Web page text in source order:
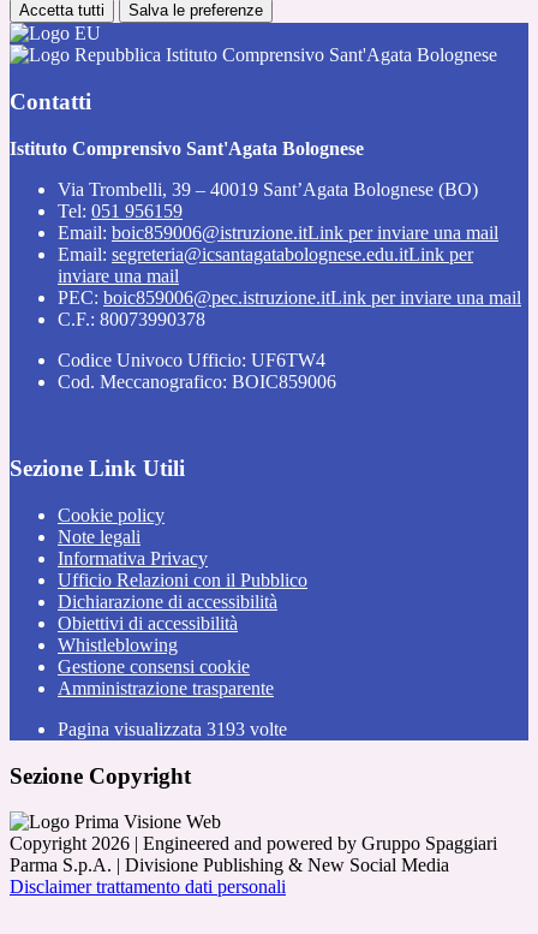
Accetta tutti Salva le preferenze
Istituto Comprensivo Sant'Agata Bolognese
Contatti
Istituto Comprensivo Sant'Agata Bolognese
Via Trombelli, 39 – 40019 Sant’Agata Bolognese (BO)
Tel: 051 956159
Email: boic859006@istruzione.itLink per inviare una mail
Email: segreteria@icsantagatabolognese.edu.itLink per
inviare una mail
PEC: boic859006@pec.istruzione.itLink per inviare una mail
C.F.: 80073990378
Codice Univoco Ufficio: UF6TW4
Cod. Meccanografico: BOIC859006
Sezione Link Utili
Cookie policy
Note legali
Informativa Privacy
Ufficio Relazioni con il Pubblico
Dichiarazione di accessibilità
Obiettivi di accessibilità
Whistleblowing
Gestione consensi cookie
Amministrazione trasparente
Pagina visualizzata 3193 volte
Sezione Copyright
Copyright 2026 | Engineered and powered by Gruppo Spaggiari
Parma S.p.A. | Divisione Publishing & New Social Media
Disclaimer trattamento dati personali